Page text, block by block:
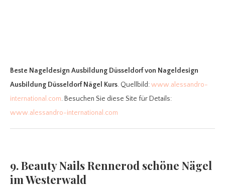
Beste Nageldesign Ausbildung Düsseldorfvon Nageldesign
Ausbildung Düsseldorf Nägel Kurs. Quellbild:www.alessandro-
international.com. Besuchen Sie diese Site für Details:
www.alessandro-international.com
9. Beauty Nails Rennerod schöne Nägel
im Westerwald